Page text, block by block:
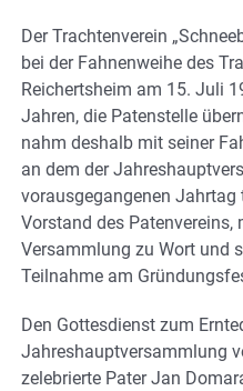
Der Trachtenverein
bei der Fahnenweihe des
Reichertsheim am 15. Juli
Jahren, die Patenstelle
nahm deshalb mit seiner
an dem der
vorausgegangenen Jahrtag
Vorstand des Patenvereins,
Versammlung zu Wort und
Teilnahme am
Den Gottesdienst zum
Jahreshauptversammlung
zelebrierte Pater Jan